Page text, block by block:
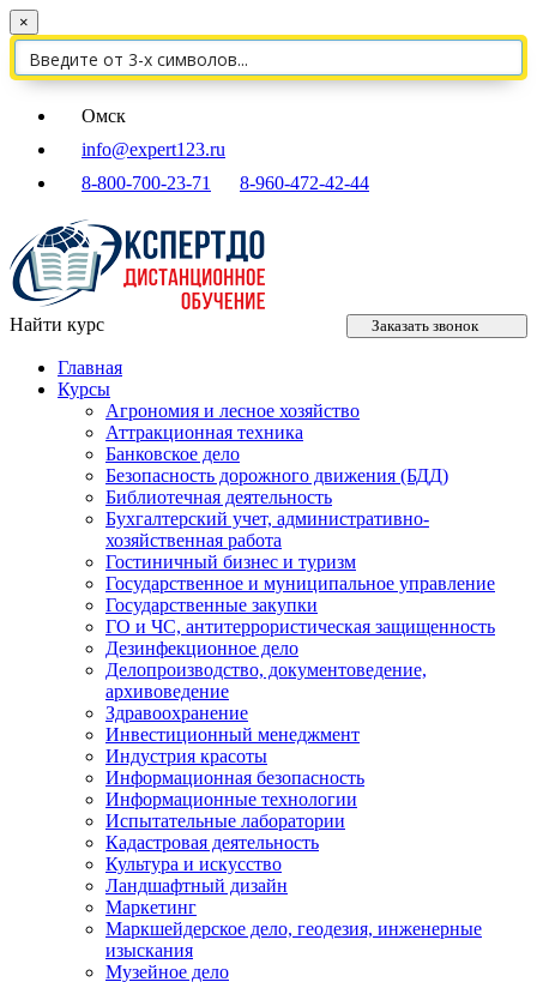
×
Омск
info@expert123.ru
8-800-700-23-71
8-960-472-42-44
Найти курс Заказать звонок
Главная
Курсы
Агрономия и лесное хозяйство
Аттракционная техника
Банковское дело
Безопасность дорожного движения (БДД)
Библиотечная деятельность
Бухгалтерский учет, административно-
хозяйственная работа
Гостиничный бизнес и туризм
Государственное и муниципальное управление
Государственные закупки
ГО и ЧС, антитеррористическая защищенность
Дезинфекционное дело
Делопроизводство, документоведение,
архивоведение
Здравоохранение
Инвестиционный менеджмент
Индустрия красоты
Информационная безопасность
Информационные технологии
Испытательные лаборатории
Кадастровая деятельность
Культура и искусство
Ландшафтный дизайн
Маркетинг
Маркшейдерское дело, геодезия, инженерные
изыскания
Музейное дело